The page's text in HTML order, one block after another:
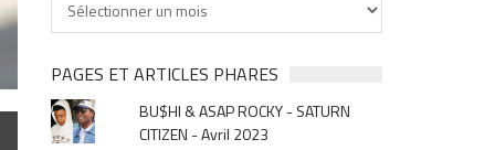
cherches
&
musique,
click
sur
PAGES ET ARTICLES PHARES
BU$HI & ASAP ROCKY - SATURN
CITIZEN - Avril 2023